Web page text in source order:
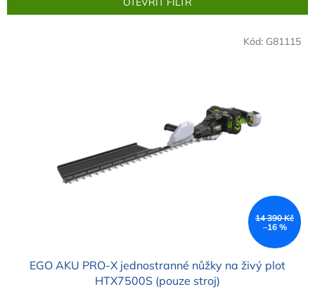
í
14 390 Kč
–16 %
EGO AKU PRO-X jednostranné nůžky na živý plot
HTX7500S (pouze stroj)
Kód: G81115